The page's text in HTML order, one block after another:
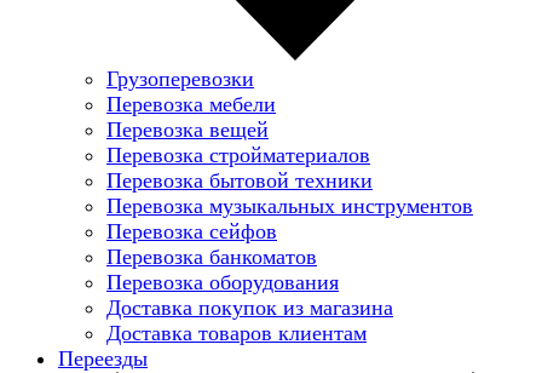
Грузоперевозки
Перевозка мебели
Перевозка вещей
Перевозка стройматериалов
Перевозка бытовой техники
Перевозка музыкальных инструментов
Перевозка сейфов
Перевозка банкоматов
Перевозка оборудования
Доставка покупок из магазина
Доставка товаров клиентам
Переезды